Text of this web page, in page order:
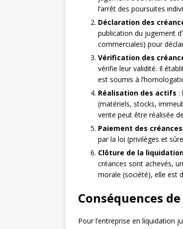
l’arrêt des poursuites
Déclaration des
publication du jugement
commerciales) pour
Vérification des
vérifie leur validité. Il
est soumis à
Réalisation des actifs :
(matériels, stocks,
vente peut être réalisée
Paiement des créances
par la loi (privilèges et
Clôture de la
créances sont achevés,
morale (société), elle est
Conséquences
Pour l’entreprise en liquidation